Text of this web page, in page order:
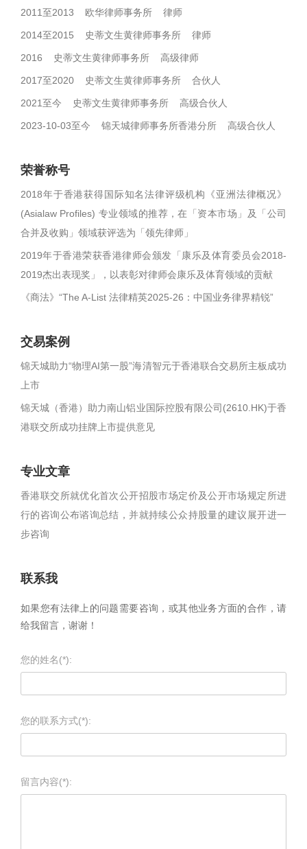
2011至2013 欧华律师事务所 律师
2014至2015 史蒂文生黄律师事务所 律师
2016 史蒂文生黄律师事务所 高级律师
2017至2020 史蒂文生黄律师事务所 合伙人
2021至今 史蒂文生黄律师事务所 高级合伙人
2023-10-03至今 锦天城律师事务所香港分所 高级合伙人
荣誉称号
2018年于香港获得国际知名法律评级机构《亚洲法律概况》
(Asialaw Profiles) 专业领域的推荐，在「资本市场」及「公司
合并及收购」领域获评选为「领先律师」
2019年于香港荣获香港律师会颁发「康乐及体育委员会2018-
2019杰出表现奖」，以表彰对律师会康乐及体育领域的贡献
《商法》“The A-List 法律精英2025-26：中国业务律界精锐”
交易案例
锦天城助力“物理AI第一股”海清智元于香港联合交易所主板成功
上市
锦天城（香港）助力南山铝业国际控股有限公司(2610.HK)于香
港联交所成功挂牌上市提供意见
专业文章
香港联交所就优化首次公开招股市场定价及公开市场规定所进
行的咨询公布谘询总结，并就持续公众持股量的建议展开进一
步咨询
联系我
如果您有法律上的问题需要咨询，或其他业务方面的合作，请
给我留言，谢谢！
您的姓名(*):
您的联系方式(*):
留言内容(*):